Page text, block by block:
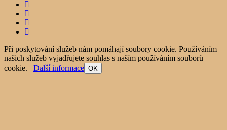
Při poskytování služeb nám pomáhají soubory cookie. Používáním
našich služeb vyjadřujete souhlas s naším používáním souborů
cookie. Další informace